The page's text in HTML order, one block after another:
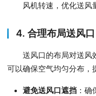
风机转速，优化送风
4. 合理布局送风口
送风口的布局对送风
可以确保空气均匀分布，
避免送风口遮挡 ：